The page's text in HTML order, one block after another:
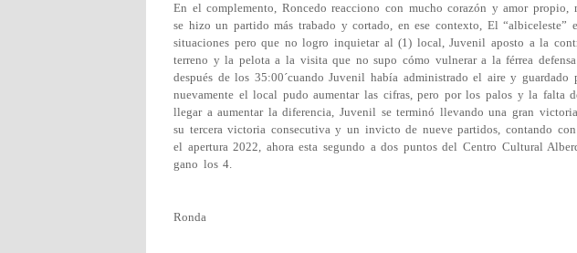
En el complemento, Roncedo reacciono con mucho corazón y amor propio,
se hizo un partido más trabado y cortado, en ese contexto, El “albiceleste”
situaciones pero que no logro inquietar al (1) local, Juvenil aposto a la
terreno y la pelota a la visita que no supo cómo vulnerar a la férrea
después de los 35:00´cuando Juvenil había administrado el aire y guardado
nuevamente el local pudo aumentar las cifras, pero por los palos y la falta
llegar a aumentar la diferencia, Juvenil se terminó llevando una gran
su tercera victoria consecutiva y un invicto de nueve partidos, contando
el apertura 2022, ahora esta segundo a dos puntos del Centro Cultural
gano los 4.
Por
Ronda